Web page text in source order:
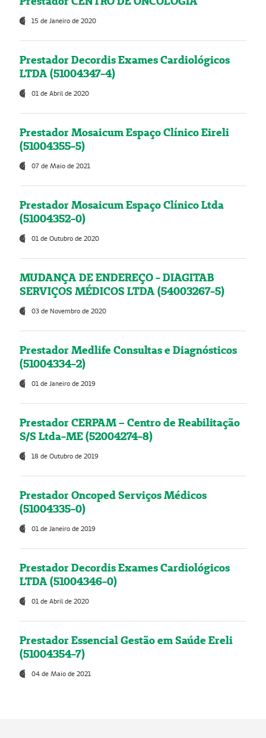
15 de Janeiro de 2020
Prestador Decordis Exames Cardiológicos
LTDA (51004347-4)
01 de Abril de 2020
Prestador Mosaicum Espaço Clínico Eireli
(51004355-5)
07 de Maio de 2021
Prestador Mosaicum Espaço Clínico Ltda
(51004352-0)
01 de Outubro de 2020
MUDANÇA DE ENDEREÇO - DIAGITAB
SERVIÇOS MÉDICOS LTDA (54003267-5)
03 de Novembro de 2020
Prestador Medlife Consultas e Diagnósticos
(51004334-2)
01 de Janeiro de 2019
Prestador CERPAM – Centro de Reabilitação
S/S Ltda-ME (52004274-8)
18 de Outubro de 2019
Prestador Oncoped Serviços Médicos
(51004335-0)
01 de Janeiro de 2019
Prestador Decordis Exames Cardiológicos
LTDA (51004346-0)
01 de Abril de 2020
Prestador Essencial Gestão em Saúde Ereli
(51004354-7)
04 de Maio de 2021